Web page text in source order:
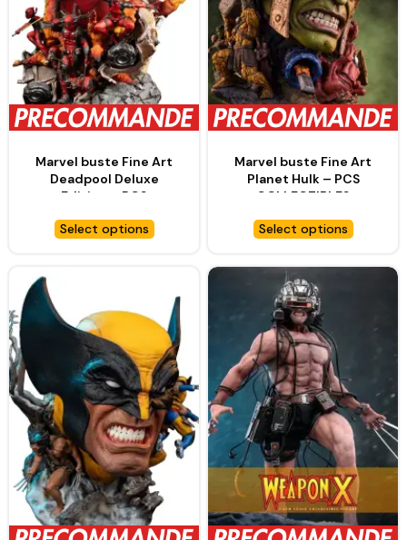
Marvel buste Fine Art
Deadpool Deluxe
Edition – PCS
Select options
Marvel buste Fine Art
Planet Hulk – PCS
COLLECTIBLES
Select options